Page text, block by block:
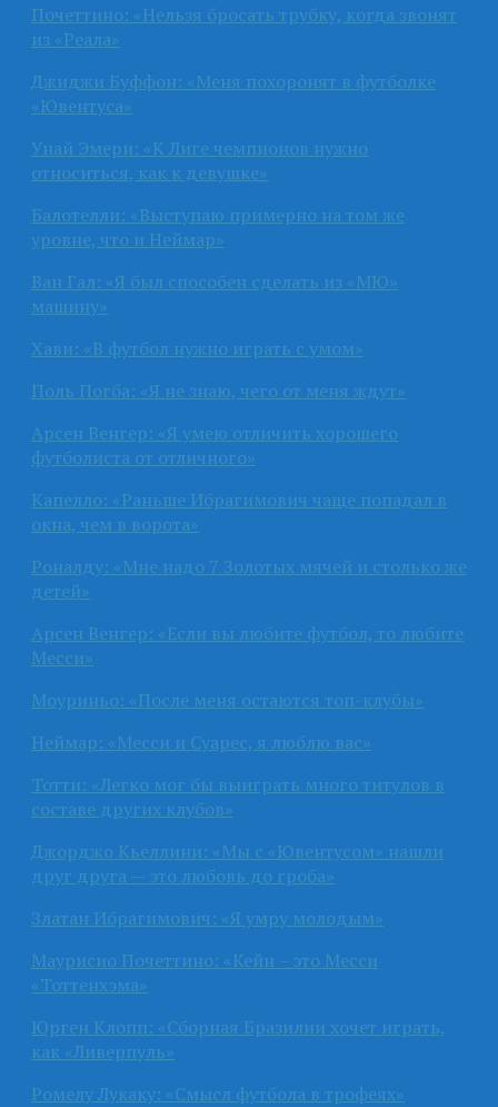
Почеттино: «Нельзя бросать трубку, когда звонят
из «Реала»
Джиджи Буффон: «Меня похоронят в футболке
«Ювентуса»
Унай Эмери: «К Лиге чемпионов нужно
относиться, как к девушке»
Балотелли: «Выступаю примерно на том же
уровне, что и Неймар»
Ван Гал: «Я был способен сделать из «МЮ»
машину»
Хави: «В футбол нужно играть с умом»
Поль Погба: «Я не знаю, чего от меня ждут»
Арсен Венгер: «Я умею отличить хорошего
футболиста от отличного»
Капелло: «Раньше Ибрагимович чаще попадал в
окна, чем в ворота»
Роналду: «Мне надо 7 Золотых мячей и столько же
детей»
Арсен Венгер: «Если вы любите футбол, то любите
Месси»
Моуриньо: «После меня остаются топ-клубы»
Неймар: «Месси и Суарес, я люблю вас»
Тотти: «Легко мог бы выиграть много титулов в
составе других клубов»
Джорджо Кьеллини: «Мы с «Ювентусом» нашли
друг друга — это любовь до гроба»
Златан Ибрагимович: «Я умру молодым»
Маурисио Почеттино: «Кейн – это Месси
«Тоттенхэма»
Юрген Клопп: «Сборная Бразилии хочет играть,
как «Ливерпуль»
Ромелу Лукаку: «Смысл футбола в трофеях»